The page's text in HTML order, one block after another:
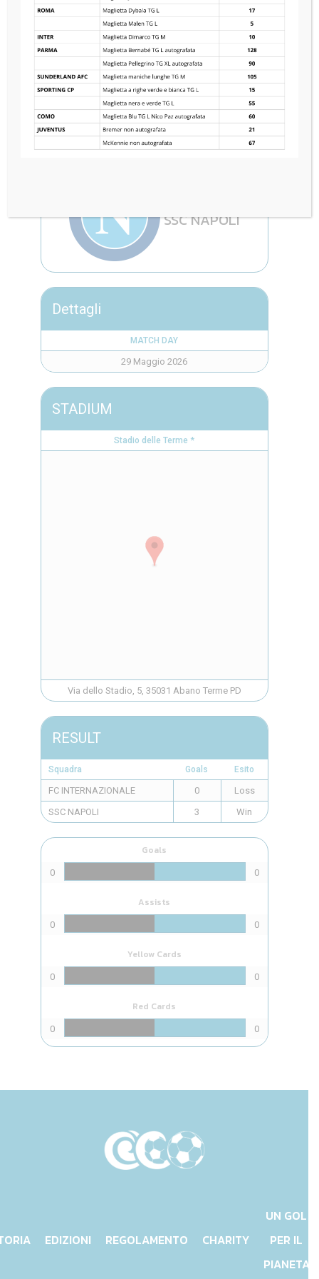
FC INTERNAZIONALE
0
—
SSC NAPOLI
Dettagli
MATCH DAY
29 Maggio 2026
STADIUM
Stadio delle Terme *
Via dello Stadio, 5, 35031 Abano Terme PD
RESULT
Squadra Goals Esito
FC INTERNAZIONALE 0
Loss
SSC NAPOLI
3 Win
Goals
0 0
Assists
0 0
Yellow Cards
0 0
Red Cards
0 0
EDIZIONI REGOLAMENTO CHARITY
UN GOL
PER IL
PIANETA